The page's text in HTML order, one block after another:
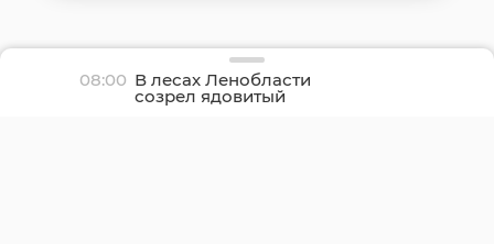
08:00 В лесах Ленобласти
созрел ядовитый
вороний глаз